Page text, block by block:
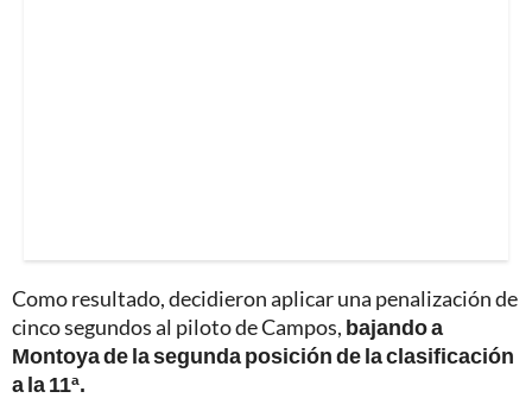
Como resultado, decidieron aplicar una penalización de
cinco segundos al piloto de Campos, bajando a
Montoya de la segunda posición de la clasificación
a la 11ª.